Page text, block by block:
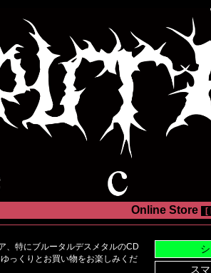
Online Store [
、特にブルータルデスメタルのCD
っくりとお買い物をお楽しみくだ